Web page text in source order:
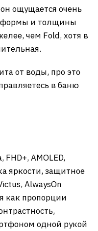
ощущается очень
формы и толщины
чем Fold, хотя в
от воды, про это
в баню
AMOLED,
яркости, защитное
AlwaysOn
как пропорции
одной рукой